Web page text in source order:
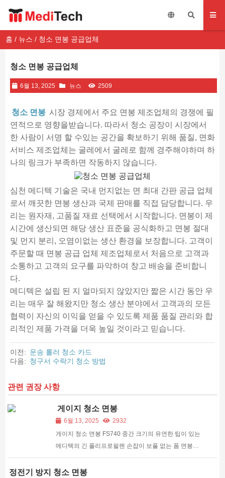
홈 / 뉴스 / 청소 면봉 공급업체
청소 면봉 공급업체
6월 13, 2025 뉴스 2509
청소 면봉 시장 경제에서 주요 면봉 제조업체의 경쟁에 필
연적으로 영향을받습니다. 따라서 청소 공장이 시장에서
한 사람이 서명 할 수있는 공간을 확보하기 위해 품질, 면화
서비스 제조업체는 굴레에서 굴레로 함께 경주해야하며 하
나의 링크가 부족하면 작동하지 않습니다.
심천 메디텍 기술은 국내 먼지없는 면 최대 간판 공급 업체
로서 깨끗한 면봉 생산과 국제 판매를 직접 담당합니다. 우
리는 원자재, 고품질 재료 선택에서 시작합니다. 면봉이 제
시간에 생산되면 해당 생산 표준을 공식화하고 면봉 절대
및 먼지 분리, 오염이없는 생산 환경을 보장합니다. 고객이
주문할 때 면봉 공급 업체 제조업체로서 처음으로 고객과
소통하고 고객의 요구를 파악하여 창고 배송을 준비합니
다.
메디텍은 설립 된 지 얼마되지 않았지만 짧은 시간 동안 우
리는 매우 잘 해왔지만 청소 생산 분야에서 고객과의 모든
협력이 자신의 이익을 얻을 수 있도록 제품 품질 관리와 합
리적인 제품 가격을 더욱 높일 것이라고 믿습니다.
이전: 운송 롤러 청소 카드
다음: 청구서 수락기 청소 방법
관련 권장 사항
게이지 청소 면봉
6월 13, 2025
2932
게이지 청소 면봉 FS740 중간 크기의 유연한 팁이 있는
메디텍의 긴 폴리프로필렌 손잡이 보풀 없는 폼 면봉
FS740은 손이 닿기 어려운 부위를 청소하는 데 특별히
적합하며 최소한의 작업이 필요한 응용 분야에서 면봉
정전기 방지 청소 면봉